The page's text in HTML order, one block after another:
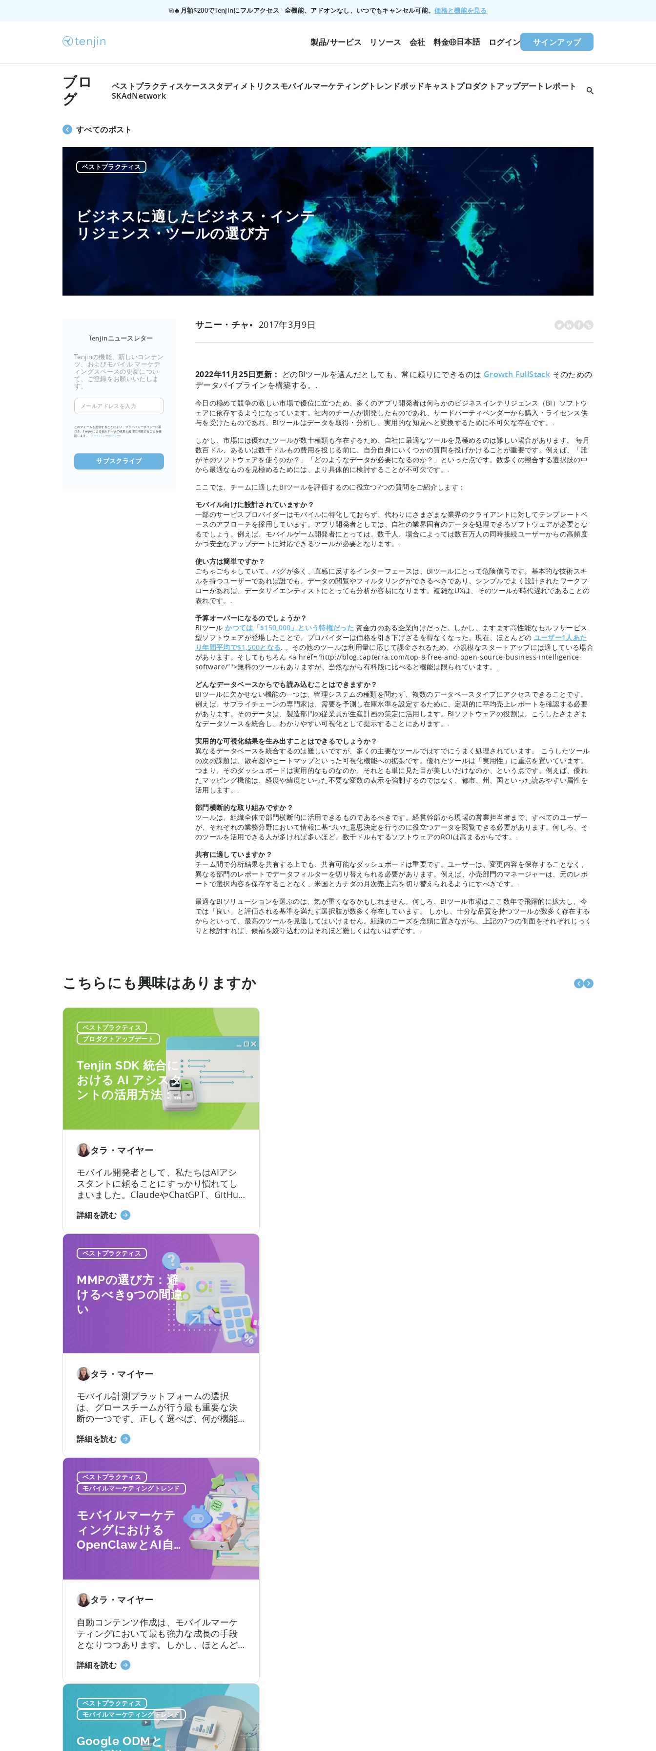
🔥月額$200でTenjinにフルアクセス - 全機能、アドオンなし、いつでもキャンセル可能。価格と機能を見る
製品/サービス リソース 会社 料金 日本語 ログイン サインアップ
ブロ
グ
ベストプラクティスケーススタディメトリクスモバイルマーケティングトレンドポッドキャストプロダクトアップデート レポート
SKAdNetwork
すべてのポスト
ベストプラクティス
ビジネスに適したビジネス・インテ
リジェンス・ツールの選び方
Tenjinニュースレター
Tenjinの機能、新しいコンテン
ツ、およびモバイル マーケテ
ィングスペースの更新につい
て、ご登録をお願いいたしま
す。
メ
ー
ル
ア
レ
ス
このフォームを送信することにより、プライバシーポリシーに基
づき、Tenjinによる個人データの収集と処理に同意することを確
認します。 プライバシーポリシー
サニー・チャ 2017年3月9日
2022年11月25日更新： どのBIツールを選んだとしても、常に頼りにできるのは Growth FullStack そのための
データパイプラインを構築する。.
今日の極めて競争の激しい市場で優位に立つため、多くのアプリ開発者は何らかのビジネスインテリジェンス（BI）ソフトウ
ェアに依存するようになっています。社内のチームが開発したものであれ、サードパーティベンダーから購入・ライセンス供
与を受けたものであれ、BIツールはデータを取得・分析し、実用的な知見へと変換するために不可欠な存在です。.
しかし、市場には優れたツールが数十種類も存在するため、自社に最適なツールを見極めるのは難しい場合があります。 毎月
数百ドル、あるいは数千ドルもの費用を投じる前に、自分自身にいくつかの質問を投げかけることが重要です。例えば、「誰
がそのソフトウェアを使うのか？」「どのようなデータが必要になるのか？」といった点です。数多くの競合する選択肢の中
から最適なものを見極めるためには、より具体的に検討することが不可欠です。.
ここでは、チームに適したBIツールを評価するのに役立つ7つの質問をご紹介します：
モバイル向けに設計されていますか？
一部のサービスプロバイダーはモバイルに特化しておらず、代わりにさまざまな業界のクライアントに対してテンプレートベ
ースのアプローチを採用しています。アプリ開発者としては、自社の業界固有のデータを処理できるソフトウェアが必要とな
るでしょう。例えば、モバイルゲーム開発者にとっては、数千人、場合によっては数百万人の同時接続ユーザーからの高頻度
かつ安全なアップデートに対応できるツールが必要となります。.
使い方は簡単ですか？
ごちゃごちゃしていて、バグが多く、直感に反するインターフェースは、BIツールにとって危険信号です。基本的な技術スキ
ルを持つユーザーであれば誰でも、データの閲覧やフィルタリングができるべきであり、シンプルでよく設計されたワークフ
ローがあれば、データサイエンティストにとっても分析が容易になります。複雑なUXは、そのツールが時代遅れであることの
表れです。.
予算オーバーになるのでしょうか？
BIツールかつては「$150,000」という特権だった 資金力のある企業向けだった。しかし、ますます高性能なセルフサービス
型ソフトウェアが登場したことで、プロバイダーは価格を引き下げざるを得なくなった。現在、ほとんどの ユーザー1人あた
り年間平均で$1,500となる. 。その他のツールは利用量に応じて課金されるため、小規模なスタートアップには適している場合
があります。そしてもちろん <a href="http://blog.capterra.com/top-8-free-and-open-source-business-intelligence-
software/”">無料のツールもありますが、当然ながら有料版に比べると機能は限られています。.
どんなデータベースからでも読み込むことはできますか？
BIツールに欠かせない機能の一つは、管理システムの種類を問わず、複数のデータベースタイプにアクセスできることです。
例えば、サプライチェーンの専門家は、需要を予測し在庫水準を設定するために、定期的に平均売上レポートを確認する必要
があります。そのデータは、製造部門の従業員が生産計画の策定に活用します。BIソフトウェアの役割は、こうしたさまざま
なデータソースを統合し、わかりやすい可視化として提示することにあります。.
実用的な可視化結果を生み出すことはできるでしょうか？
異なるデータベースを統合するのは難しいですが、多くの主要なツールではすでにうまく処理されています。 こうしたツール
の次の課題は、散布図やヒートマップといった可視化機能への拡張です。優れたツールは「実用性」に重点を置いています。
つまり、そのダッシュボードは実用的なものなのか、それとも単に見た目が美しいだけなのか、という点です。例えば、優れ
たマッピング機能は、経度や緯度といった不要な変数の表示を強制するのではなく、都市、州、国といった読みやすい属性を
活用します。.
部門横断的な取り組みですか？
ツールは、組織全体で部門横断的に活用できるものであるべきです。経営幹部から現場の営業担当者まで、すべてのユーザー
が、それぞれの業務分野において情報に基づいた意思決定を行うのに役立つデータを閲覧できる必要があります。何しろ、そ
のツールを活用できる人が多ければ多いほど、数千ドルもするソフトウェアのROIは高まるからです。.
共有に適していますか？
チーム間で分析結果を共有する上でも、共有可能なダッシュボードは重要です。ユーザーは、変更内容を保存することなく、
異なる部門のレポートでデータフィルターを切り替えられる必要があります。例えば、小売部門のマネージャーは、元のレポ
ートで選択内容を保存することなく、米国とカナダの月次売上高を切り替えられるようにすべきです。.
最適なBIソリューションを選ぶのは、気が重くなるかもしれません。何しろ、BIツール市場はここ数年で飛躍的に拡大し、今
では「良い」と評価される基準を満たす選択肢が数多く存在しています。 しかし、十分な品質を持つツールが数多く存在する
からといって、最高のツールを見逃してはいけません。組織のニーズを念頭に置きながら、上記の7つの側面をそれぞれじっく
りと検討すれば、候補を絞り込むのはそれほど難しくはないはずです。.
こちらにも興味はありますか
ベストプラクティス
プロダクトアップデート
Tenjin SDK 統合に
おける AI アシスタ
ントの活用方法：
開発者向けガイド
タラ・マイヤー
モバイル開発者として、私たちはAIアシ
スタントに頼ることにすっかり慣れてし
まいました。ClaudeやChatGPT、GitHub
ば、数秒のうちに動作するコードが手に
覚」という隠れた代償が伴います。 問題
はここにあります。LLMにモバイルSDKの
統合を依頼すると、あなたは…….
詳細を読む「Tenjin
合
に
お
け
る
タ
ト
の
活
用
方
法：
発
者
向
け
イ
ド」
に
て
ベストプラクティス
MMPの選び方：避
けるべき9つの間違
い
タラ・マイヤー
モバイル計測プラットフォームの選択
は、グロースチームが行う最も重要な決
断の一つです。正しく選べば、何が機能
どこに予算を配分すべきかが明確になり
チーム全員が使いこなせないプラットフ
ォームに料金を支払ったり、来るはずの
ないサポートを待ち続けることになりま
す。契約後、あちこちで予期せぬコスト
が発生するかもしれません。
詳細を読む「MMP
び
方：
避
け
る
べ
き
の
違
に
つ
い
て
ベストプラクティス
モバイルマーケティングトレンド
モバイルマーケテ
ィングにおける
OpenClawとAI自
タラ・マイヤー
自動コンテンツ作成は、モバイルマーケ
ティングにおいて最も強力な成長の手段
となりつつあります。しかし、ほとんど
ています。加速し続けるコンテンツサイ
ラットフォームにわたるコンテンツのア
イデア出し、スクリプト作成、編集、公
開を手作業で行っているのです。
詳細を読む「モ
ル
マ
ー
テ
ベストプラクティス
モバイルマーケティングトレンド
Google ODMと